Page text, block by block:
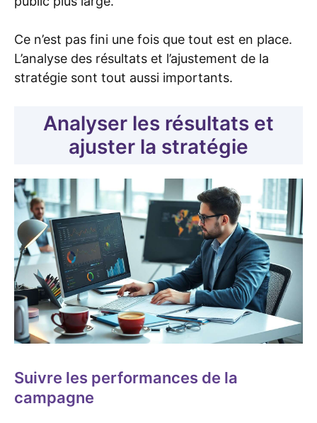
Ce n’est pas fini une fois que tout est en place.
L’analyse des résultats et l’ajustement de la
stratégie sont tout aussi importants.
Analyser les résultats et
ajuster la stratégie
Suivre les performances de la
campagne